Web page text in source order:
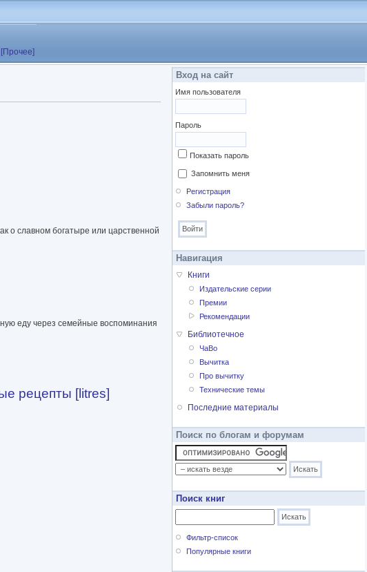
[Прочее]
о славном богатыре или царственной
еду через семейные воспоминания
рецепты [litres]
Вход на сайт
Имя пользователя
Пароль
Показать пароль
Запомнить меня
Регистрация
Забыли пароль?
Навигация
Книги
Издательские серии
Премии
Рекомендации
Библиотечное
ЧаВо
Вычитка
Про вычитку
Технические темы
Последние материалы
Поиск по блогам и форумам
Поиск книг
Фильтр-список
Популярные книги